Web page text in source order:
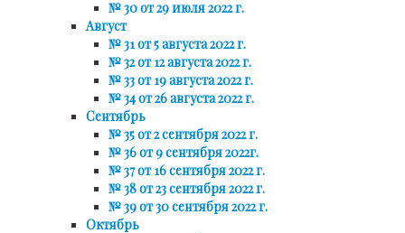
№ 30 от 29 июля 2022 г.
Август
№ 31 от 5 августа 2022 г.
№ 32 от 12 августа 2022 г.
№ 33 от 19 августа 2022 г.
№ 34 от 26 августа 2022 г.
Сентябрь
№ 35 от 2 сентября 2022 г.
№ 36 от 9 сентября 2022г.
№ 37 от 16 сентября 2022 г.
№ 38 от 23 сентября 2022 г.
№ 39 от 30 сентября 2022 г.
Октябрь